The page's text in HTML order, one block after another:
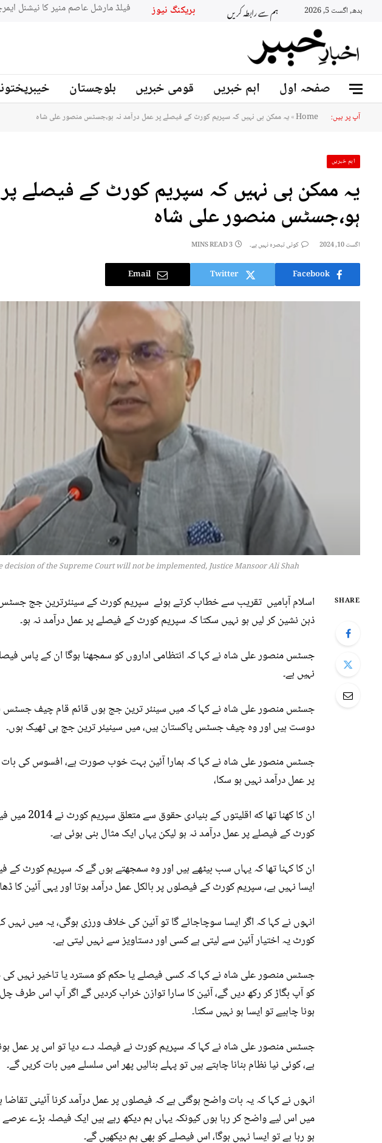
بدھ, اگست 5, 2026 ہم سے رابطہ کریں بریکنگ نیوز جنوبي افريقه کے سابق
صفحہ اول اہم خبریں قومی خبریں بلوچستان
آپ پر ہیں: Home
»یہ ممکن ہی نہیں کہ سپریم کورٹ کے فیصلے پر عمل درآمد نہ ہو،جسٹس منصور علی شاہ
اہم خبریں
یہ ممکن ہی نہیں کہ سپریم کورٹ کے فیصلے
ہو،جسٹس منصور علی شاہ
اگست 10, 2024 کوئی تبصرہ نہیں ہے۔ 3 MINS READ
Facebook
Twitter
Email
decision of the Supreme Court will not be implemented, Justice Mansoor Ali Shah
SHARE
اسلام آبامیں تقریب سے خطاب کرتے ہوئے سپریم کورٹ کے سینئرترین جج
ذہن نشین کر لیں ہو نہیں سکتا کہ سپریم کورٹ کے فیصلے پر عمل درآمد نہ ہو۔
جسٹس منصور علی شاہ نے کہا کہ انتظامی اداروں کو سمجھنا ہوگا ان کے پاس
نہیں ہے۔
جسٹس منصور علی شاہ نے کہا کہ میں سینئر ترین جج ہوں قائم قام چیف
دوست ہیں اور وہ چیف جسٹس پاکستان ہیں، میں سینیئر ترین جج ہی ٹھیک ہوں۔
پر عمل درآمد نہیں ہو سکا،
ان کا کهنا تها
کورٹ کے فیصلے پر عمل درآمد نہ ہو لیکن یہاں ایک مثال بنی ہوئی ہے۔
ان کا کہنا تھا کہ یہاں سب بیٹھے ہیں اور وہ سمجھتے ہوں گے کہ سپریم کورٹ کے
ایسا نہیں ہے، سپریم کورٹ کے فیصلوں پر بالکل عمل درآمد ہوتا اور یہی آئین کا
انہوں نے کہا کہ اگر ایسا سوچاجائے گا تو آئین کی خلاف ورزی ہوگی، یہ میں نہیں
کورٹ یہ اختیار آئین سے لیتی ہے کسی اور دستاویز سے نہیں لیتی ہے۔
جسٹس منصور علی شاہ نے کہا کہ کسی فیصلے یا حکم کو مسترد یا تاخیر نہیں
کو آپ بگاڑ کر رکھ دیں گے، آئین کا سارا توازن خراب کردیں گے اگر آپ اس طرف
ہونا چاہیے تو ایسا ہو نہیں سکتا۔
جسٹس منصور علی شاہ نے کہا کہ سپریم کورٹ نے فیصلہ دے دیا تو اس پر عمل
ہے، کوئی نیا نظام بنانا چاہتے ہیں تو پہلے بنالیں پھر اس سلسلے میں بات کریں گے۔
انہوں نے کہا کہ یہ بات واضح ہوگئی ہے کہ فیصلوں پر عمل درآمد کرنا آئینی
میں اس لیے واضح کر رہا ہوں کیونکہ یہاں ہم دیکھ رہے ہیں ایک فیصلہ بڑے
ہو رہا ہے تو ایسا نہیں ہوگا، اس فیصلے کو بھی ہم دیکھیں گے۔